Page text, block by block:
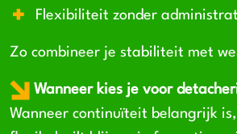
Flexibiliteit zonder
Zo combineer je stabiliteit met
Wanneer kies je voor
Wanneer continuïteit belangrijk